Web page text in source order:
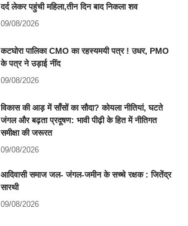
दर्द लेकर पहुंची महिला,तीन दिन बाद निकला शव
09/08/2026
कटघोरा पालिका CMO का रहस्यमयी पत्र ! उधर, PMO
के पत्र ने उड़ाई नींद
09/08/2026
विकास की आड़ में साँसों का सौदा? कोयला नीतियां, घटते
जंगल और बढ़ता प्रदूषण: भावी पीढ़ी के हित में नीतिगत
समीक्षा की जरूरत
09/08/2026
आदिवासी समाज जल- जंगल-जमीन के सच्चे रक्षक : जितेंद्र
सारथी
09/08/2026